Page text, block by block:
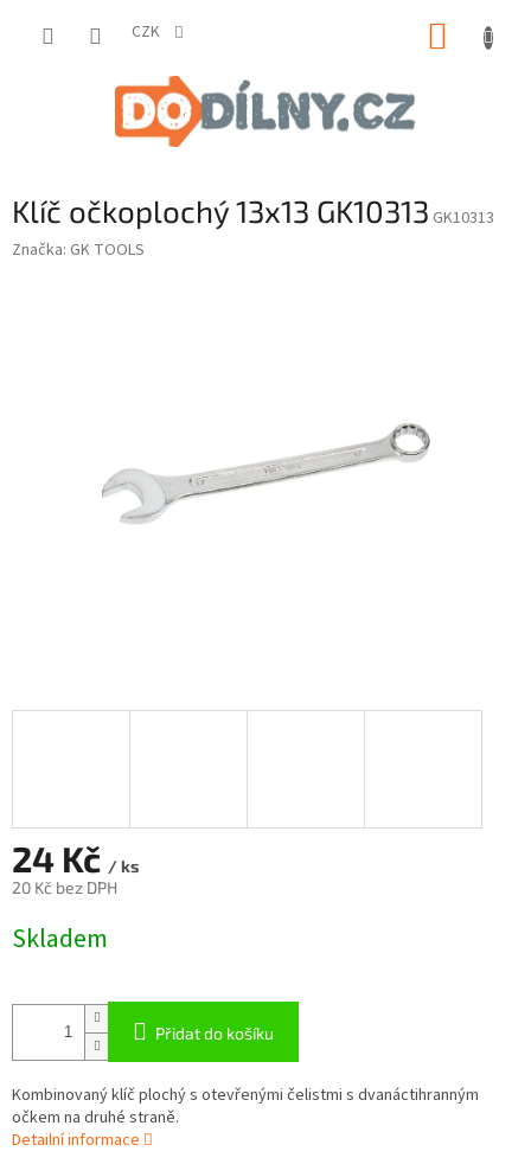
CZK
Klíč očkoplochý 13x13 GK10313 GK10313
Značka: GK TOOLS
24 Kč / ks
20 Kč bez DPH
cena:
Skladem
Přidat do košíku
Kombinovaný klíč plochý s otevřenými čelistmi s dvanáctihranným
očkem na druhé straně.
Detailní informace